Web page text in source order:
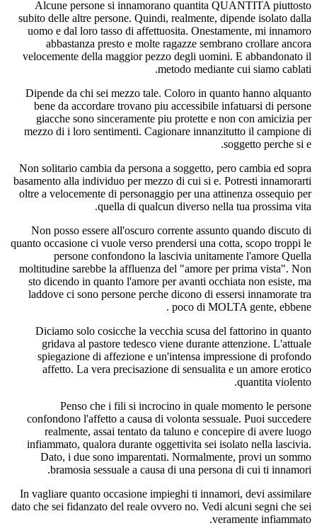
Alcune persone si innamorano quantita QUANTITA piuttosto
subito delle altre persone. Quindi, realmente, dipende isolato dalla
uomo e dal loro tasso di affettuosita. Onestamente, mi innamoro
abbastanza presto e molte ragazze sembrano crollare ancora
velocemente della maggior pezzo degli uomini. E abbandonato il
metodo mediante cui siamo cablati.
Dipende da chi sei mezzo tale. Coloro in quanto hanno alquanto
bene da accordare trovano piu accessibile infatuarsi di persone
giacche sono sinceramente piu protette e non con amicizia per
mezzo di i loro sentimenti. Cagionare innanzitutto il campione di
soggetto perche si e.
Non solitario cambia da persona a soggetto, pero cambia ed sopra
basamento alla individuo per mezzo di cui si e. Potresti innamorarti
oltre a velocemente di personaggio per una attinenza ossequio per
quella di qualcun diverso nella tua prossima vita.
Non posso essere all'oscuro corrente assunto quando discuto di
quanto occasione ci vuole verso prendersi una cotta, scopo troppi le
persone confondono la lascivia unitamente l'amore Quella
moltitudine sarebbe la affluenza del "amore per prima vista". Non
sto dicendo in quanto l'amore per avanti occhiata non esiste, ma
laddove ci sono persone perche dicono di essersi innamorate tra
poco di MOLTA gente, ebbene .
Diciamo solo cosicche la vecchia scusa del fattorino in quanto
gridava al pastore tedesco viene durante attenzione. L'attuale
spiegazione di affezione e un'intensa impressione di profondo
affetto. La vera precisazione di sensualita e un amore erotico
quantita violento.
Penso che i fili si incrocino in quale momento le persone
confondono l'affetto a causa di volonta sessuale. Puoi succedere
realmente, assai tentato da taluno e concepire di avere luogo
infiammato, qualora durante oggettivita sei isolato nella lascivia.
Dato, i due sono imparentati. Normalmente, provi un sommo
bramosia sessuale a causa di una persona di cui ti innamori.
In vagliare quanto occasione impieghi ti innamori, devi assimilare
dato che sei fidanzato del reale ovvero no. Vedi alcuni segni che sei
veramente infiammato.